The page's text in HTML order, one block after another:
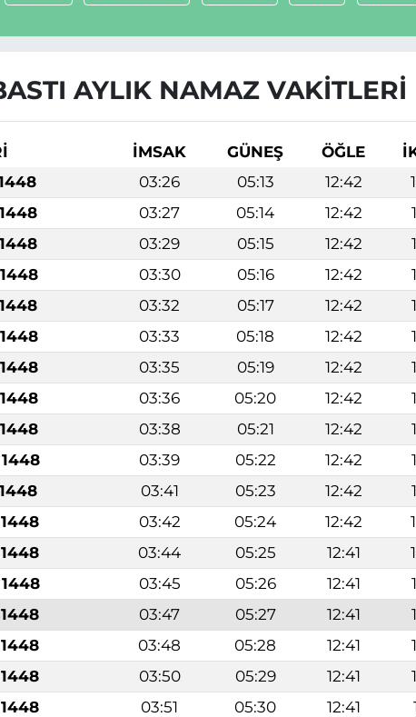
AYLIK NAMAZ VAKITLERI
İMSAK GÜNEŞ ÖĞLE
03:26 05:13 12:42
03:27 05:14 12:42
03:29 05:15 12:42
03:30 05:16 12:42
03:32 05:17 12:42
03:33 05:18 12:42
03:35 05:19 12:42
03:36 05:20 12:42
03:38 05:21 12:42
03:39 05:22 12:42
03:41 05:23 12:42
03:42 05:24 12:42
03:44 05:25 12:41
03:45 05:26 12:41
03:47 05:27 12:41
03:48 05:28 12:41
03:50 05:29 12:41
03:51 05:30 12:41